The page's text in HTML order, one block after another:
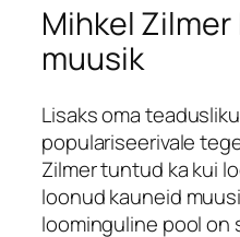
Mihkel Zilmer
muusik
Lisaks oma
populariseerivale
Zilmer tuntud ka kui
loonud kauneid
loominguline pool on